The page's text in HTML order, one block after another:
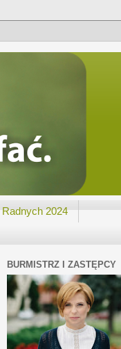
2024
BURMISTRZ I ZASTĘPCY